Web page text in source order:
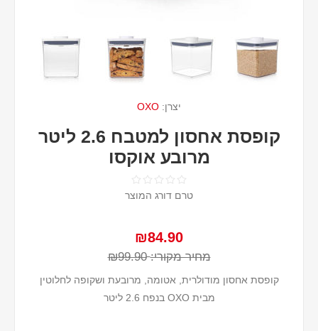
יצרן: OXO
קופסת אחסון למטבח 2.6 ליטר
מרובע אוקסו
טרם דורג המוצר
₪84.90
מחיר מקורי: ₪99.90
קופסת אחסון מודולרית, אטומה, מרובעת ושקופה לחלוטין
מבית OXO בנפח 2.6 ליטר